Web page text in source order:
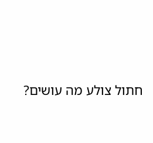
חתול צולע מה עושים?